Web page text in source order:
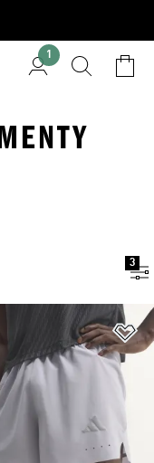
1
3
życzeń